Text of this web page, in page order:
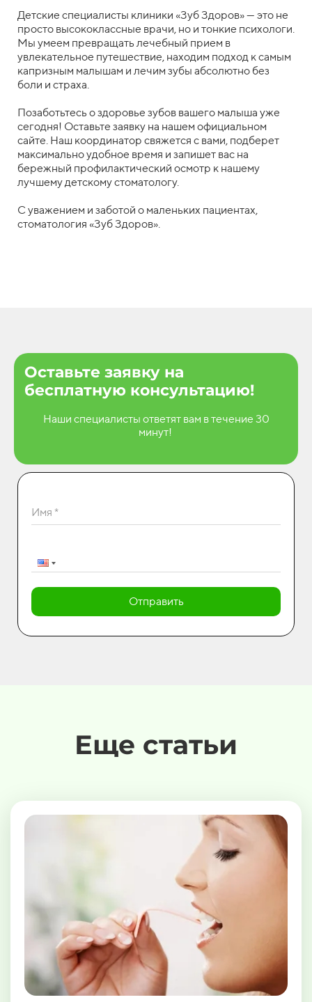
Детские специалисты клиники «Зуб Здоров» — это не
просто высококлассные врачи, но и тонкие психологи.
Мы умеем превращать лечебный прием в
увлекательное путешествие, находим подход к самым
капризным малышам и лечим зубы абсолютно без
боли и страха.
Позаботьтесь о здоровье зубов вашего малыша уже
сегодня! Оставьте заявку на нашем официальном
сайте. Наш координатор свяжется с вами, подберет
максимально удобное время и запишет вас на
бережный профилактический осмотр к нашему
лучшему детскому стоматологу.
С уважением и заботой о маленьких пациентах,
стоматология «Зуб Здоров».
Оставьте заявку на
бесплатную консультацию!
Наши специалисты ответят вам в течение 30
минут!
Имя *
Отправить
Еще статьи